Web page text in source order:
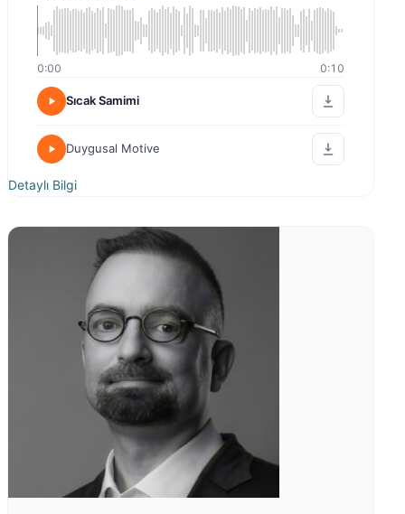
0:00 0:10
Sıcak Samimi
Duygusal Motive
Detaylı Bilgi